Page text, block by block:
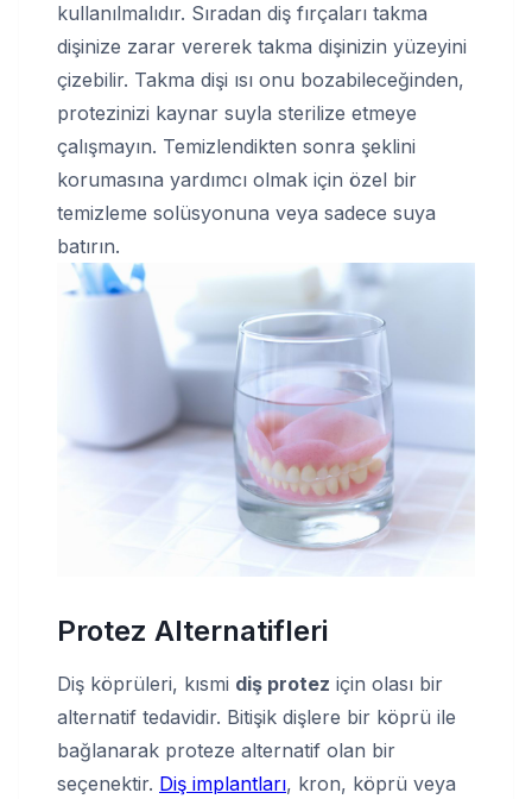
kullanılmalıdır. Sıradan diş fırçaları takma
dişinize zarar vererek takma dişinizin yüzeyini
çizebilir. Takma dişi ısı onu bozabileceğinden,
protezinizi kaynar suyla sterilize etmeye
çalışmayın. Temizlendikten sonra şeklini
korumasına yardımcı olmak için özel bir
temizleme solüsyonuna veya sadece suya
batırın.
Protez Alternatifleri
Diş köprüleri, kısmi diş protez için olası bir
alternatif tedavidir. Bitişik dişlere bir köprü ile
bağlanarak proteze alternatif olan bir
seçenektir. Diş implantları, kron, köprü veya